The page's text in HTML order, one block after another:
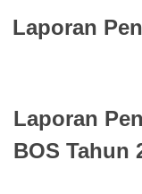
Laporan
Laporan
BOS Tahun